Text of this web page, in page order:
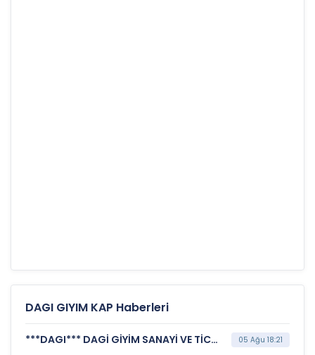
DAGI GIYIM KAP Haberleri
***DAGI*** DAGİ GİYİM SANAYİ VE TİCARET A.Ş. (Şirket Genel Bilgi Formu) 05 Ağu 18:21